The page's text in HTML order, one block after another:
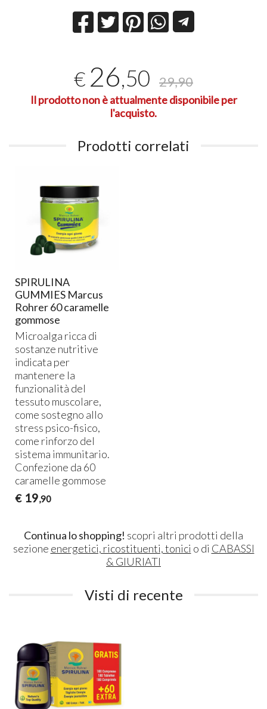
€ 26,50 29,90
Il prodotto non è attualmente disponibile per
l'acquisto.
Prodotti correlati
SPIRULINA
GUMMIES Marcus
Rohrer 60 caramelle
gommose
Microalga ricca di
sostanze nutritive
indicata per
mantenere la
funzionalità del
tessuto muscolare,
come sostegno allo
stress psico-fisico,
come rinforzo del
sistema immunitario.
Confezione da 60
caramelle gommose
€ 19,90
Continua lo shopping! scopri altri prodotti della
sezione energetici, ricostituenti, tonici o di CABASSI
& GIURIATI
Visti di recente